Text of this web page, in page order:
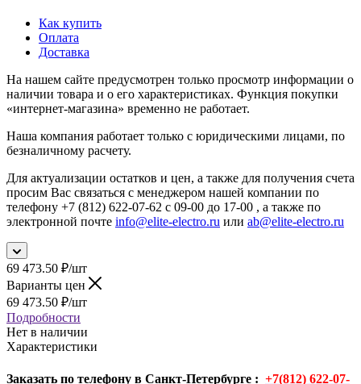
Как купить
Оплата
Доставка
На нашем сайте предусмотрен только просмотр информации о
наличии товара и о его характеристиках. Функция покупки
«интернет-магазина» временно не работает.
Наша компания работает только с юридическими лицами, по
безналичному расчету.
Для актуализации остатков и цен, а также для получения счета
просим Вас связаться с менеджером нашей компании по
телефону +7 (812) 622-07-62 с 09-00 до 17-00 , а также по
электронной почте info@elite-electro.ru или ab@elite-electro.ru
69 473.50 ₽/шт
Варианты цен
69 473.50 ₽/шт
Подробности
Нет в наличии
Характеристики
Заказать по телефону в Санкт-Петербурге : +7(812) 622-07-